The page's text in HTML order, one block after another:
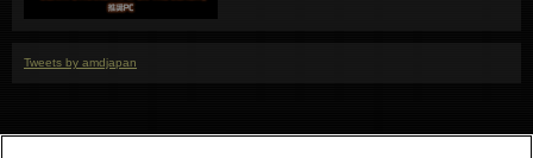
Tweets by amdjapan